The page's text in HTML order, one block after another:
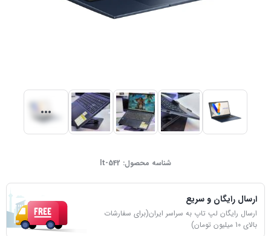
شناسه محصول: lt-542
ارسال رایگان و سریع
ارسال رایگان لپ تاپ به سراسر ایران(برای سفارشات
بالای 10 میلیون تومان)